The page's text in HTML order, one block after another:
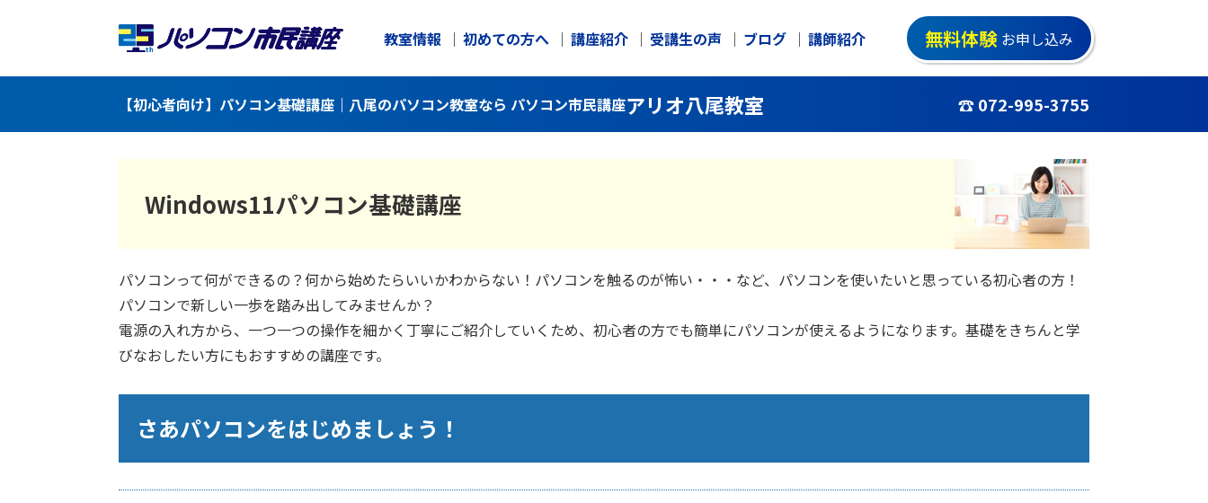
教室情報 初めての方へ 講座紹介 受講生の声 ブログ 講師紹介 無料体験 お申し込み
【初心者向け】パソコン基礎講座｜八尾のパソコン教室なら パソコン市民講座アリオ八尾教室 ☎ 072-995-3755
Windows11パソコン基礎講座
パソコンって何ができるの？何から始めたらいいかわからない！パソコンを触るのが怖い・・・など、パソコンを使いたいと思っている初心者の方！
パソコンで新しい一歩を踏み出してみませんか？
電源の入れ方から、一つ一つの操作を細かく丁寧にご紹介していくため、初心者の方でも簡単にパソコンが使えるようになります。基礎をきちんと学
びなおしたい方にもおすすめの講座です。
さあパソコンをはじめましょう！